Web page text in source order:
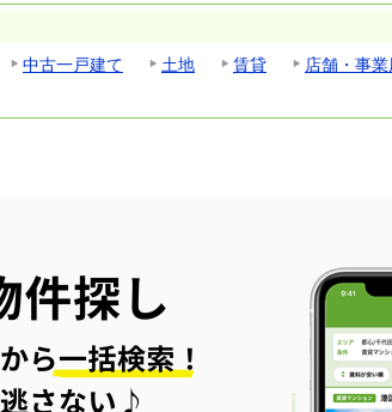
中古一戸建て 土地 賃貸
店舗・事業